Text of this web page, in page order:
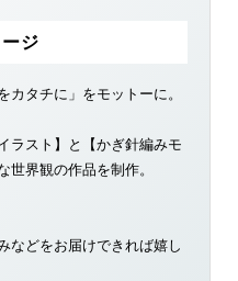
ジ
カタチに」をモットーに。
ラスト】と【かぎ針編みモ
界観の作品を制作。
などをお届けできれば嬉し